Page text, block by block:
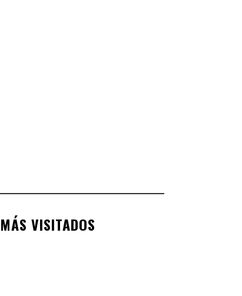
MÁS VISITADOS